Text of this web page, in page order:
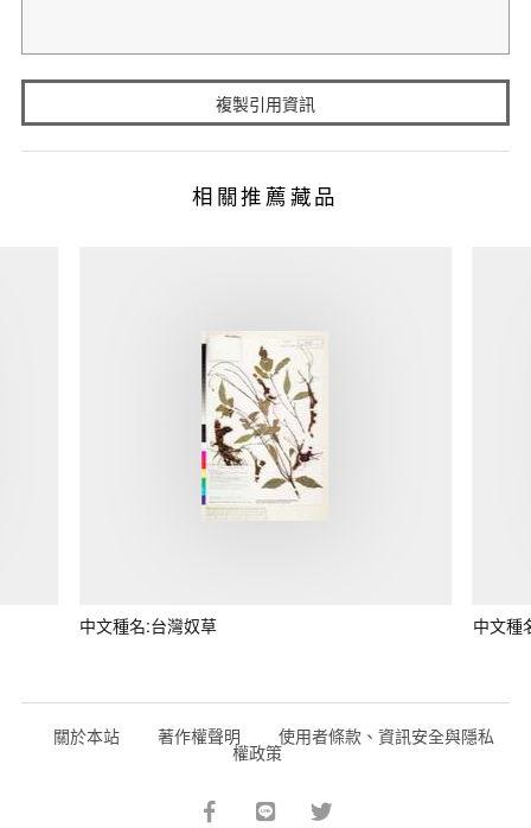
複製引用資訊
相關推薦藏品
中文種名:台灣奴草 中文種
關於本站 著作權聲明 使用者條款、資訊安全與隱私
權政策